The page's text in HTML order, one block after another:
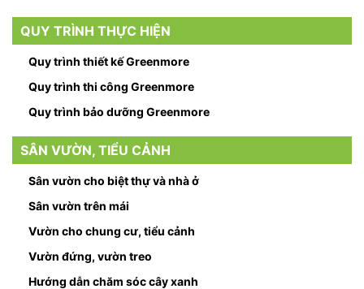
QUY TRÌNH THỰC HIỆN
Quy trình thiết kế Greenmore
Quy trình thi công Greenmore
Quy trình bảo dưỡng Greenmore
SÂN VƯỜN, TIỂU CẢNH
Sân vườn cho biệt thự và nhà ở
Sân vườn trên mái
Vườn cho chung cư, tiểu cảnh
Vườn đứng, vườn treo
Hướng dẫn chăm sóc cây xanh